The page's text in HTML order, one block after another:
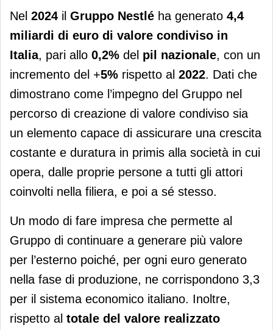
Nestlé Italia, nel 2024 generati 4,4
miliardi di euro di valore condiviso
Nel 2024 il Gruppo Nestlé ha generato 4,4
miliardi di euro di valore condiviso in
Italia, pari allo 0,2% del pil nazionale, con un
incremento del +5% rispetto al 2022. Dati che
dimostrano come l’impegno del Gruppo nel
percorso di creazione di valore condiviso sia
un elemento capace di assicurare una crescita
costante e duratura in primis alla società in cui
opera, dalle proprie persone a tutti gli attori
coinvolti nella filiera, e poi a sé stesso.
Un modo di fare impresa che permette al
Gruppo di continuare a generare più valore
per l’esterno poiché, per ogni euro generato
nella fase di produzione, ne corrispondono 3,3
per il sistema economico italiano. Inoltre,
rispetto al totale del valore realizzato